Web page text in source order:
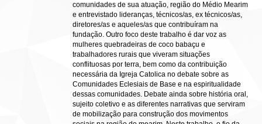
comunidades de sua atuação, região do Médio Mearim
e entrevistado lideranças, técnicos/as, ex técnicos/as,
diretores/as e aqueles/as que contribuíram na
fundação. Outro foco deste trabalho é dar voz as
mulheres quebradeiras de coco babaçu e
trabalhadores rurais que viveram situações
conflituosas por terra, bem como da contribuição
necessária da Igreja Catolica no debate sobre as
Comunidades Eclesiais de Base e na espiritualidade
dessas comunidades. Debate ainda sobre história oral,
sujeito coletivo e as diferentes narrativas que serviram
de mobilização para construção dos movimentos